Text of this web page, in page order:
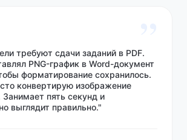
требуют сдачи заданий в PDF.
PNG-график в Word-документ
форматирование сохранилось.
конвертирую изображение
Занимает пять секунд и
выглядит правильно."